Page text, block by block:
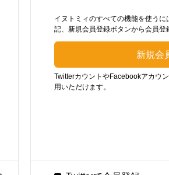
イヌトミィのすべての機能を使う
記、新規会員登録ボタンから会員登
TwitterカウントやFacebookアカウ
用いただけます。